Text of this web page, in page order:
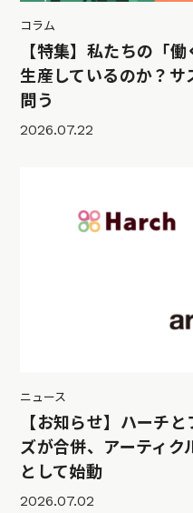
コラム
【特集】私たちの「
生産しているのか？サ
問う
2026.07.22
ニュース
【お知らせ】ハーチ
ズが合併、アーティ
として始動
2026.07.02